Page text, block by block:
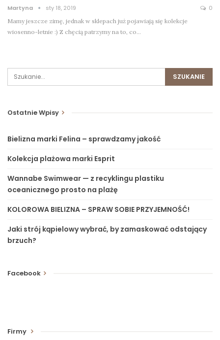
Martyna sty 18, 2019 0
Mamy jeszcze zimę, jednak w sklepach już pojawiają się kolekcje
wiosenno-letnie :) Z chęcią patrzymy na to, co…
Ostatnie Wpisy
Bielizna marki Felina – sprawdzamy jakość
Kolekcja plażowa marki Esprit
Wannabe Swimwear — z recyklingu plastiku
oceanicznego prosto na plażę
KOLOROWA BIELIZNA – SPRAW SOBIE PRZYJEMNOŚĆ!
Jaki strój kąpielowy wybrać, by zamaskować odstający
brzuch?
Facebook
Firmy